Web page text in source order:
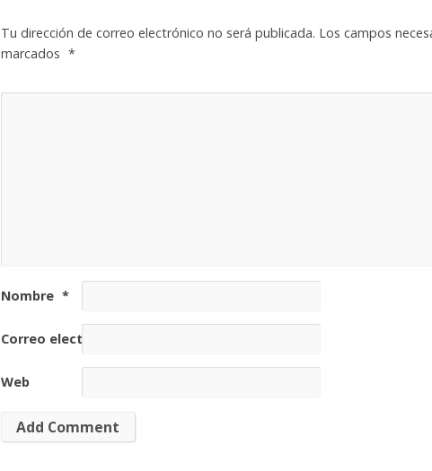
Tu dirección de correo electrónico no será publicada. Los campos
marcados *
Nombre *
Correo electrónico
Web